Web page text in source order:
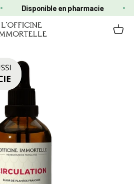
Disponible en pharmacie
Officine Immortelle Voir